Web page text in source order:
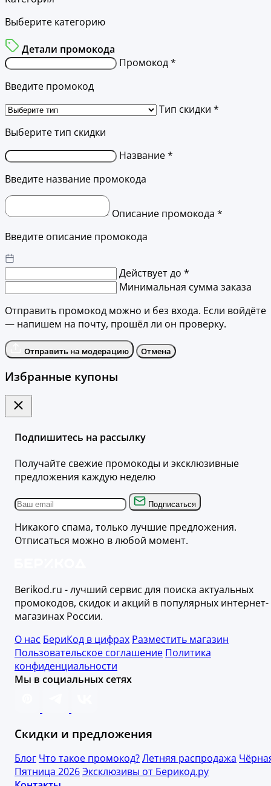
Выберите категорию
Детали промокода
Промокод *
Введите промокод
Тип скидки *
Выберите тип скидки
Название *
Введите название промокода
Описание промокода *
Введите описание промокода
Действует до *
Минимальная сумма заказа
Отправить промокод можно и без входа. Если войдёте
— напишем на почту, прошёл ли он проверку.
Отправить на модерацию Отмена
Избранные купоны
Подпишитесь на рассылку
Получайте свежие промокоды и эксклюзивные
предложения каждую неделю
Подписаться
Никакого спама, только лучшие предложения.
Отписаться можно в любой момент.
Berikod.ru - лучший сервис для поиска актуальных
промокодов, скидок и акций в популярных интернет-
магазинах России.
О нас БериКод в цифрах Разместить магазин
Пользовательское соглашение Политика
конфиденциальности
Мы в социальных сетях
Скидки и предложения
Блог Что такое промокод?Летняя распродажа
Пятница 2026Эксклюзивы от Берикод.ру